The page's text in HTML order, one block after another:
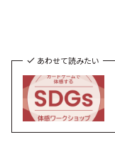
あわせて読みたい